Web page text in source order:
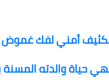
تكثيف أمني لفك غموض
حياة والدته